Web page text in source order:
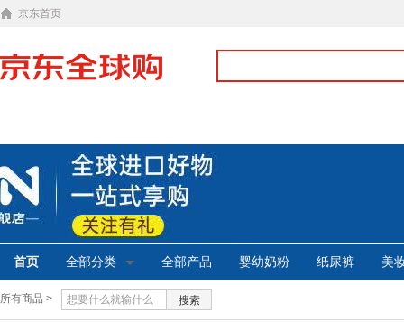
京东首页
首页 全部分类 全部产品 婴幼奶粉 纸尿裤 美
所有商品 > 搜索